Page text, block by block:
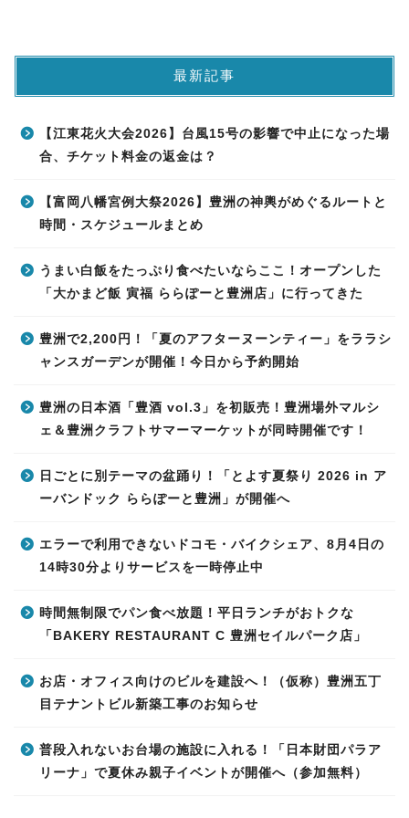
最新記事
【江東花火大会2026】台風15号の影響で中止になった場
合、チケット料金の返金は？
【富岡八幡宮例大祭2026】豊洲の神輿がめぐるルートと
時間・スケジュールまとめ
うまい白飯をたっぷり食べたいならここ！オープンした
「大かまど飯 寅福 ららぽーと豊洲店」に行ってきた
豊洲で2,200円！「夏のアフターヌーンティー」をララシ
ャンスガーデンが開催！今日から予約開始
豊洲の日本酒「豊酒 vol.3」を初販売！豊洲場外マルシ
ェ＆豊洲クラフトサマーマーケットが同時開催です！
日ごとに別テーマの盆踊り！「とよす夏祭り 2026 in ア
ーバンドック ららぽーと豊洲」が開催へ
エラーで利用できないドコモ・バイクシェア、8月4日の
14時30分よりサービスを一時停止中
時間無制限でパン食べ放題！平日ランチがおトクな
「BAKERY RESTAURANT C 豊洲セイルパーク店」
お店・オフィス向けのビルを建設へ！（仮称）豊洲五丁
目テナントビル新築工事のお知らせ
普段入れないお台場の施設に入れる！「日本財団パラア
リーナ」で夏休み親子イベントが開催へ（参加無料）